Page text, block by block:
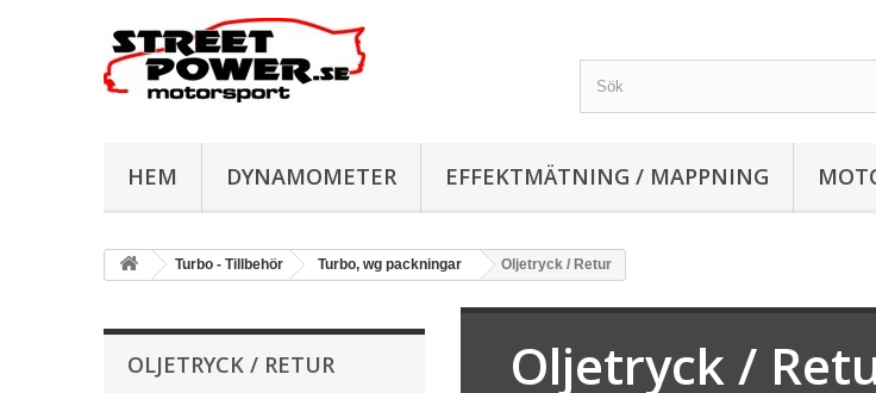
HEM DYNAMOMETER EFFEKTMÄTNING / MAPPNING
Turbo - Tillbehör Turbo, wg packningar Oljetryck / Retur
OLJETRYCK / RETUR Oljetryck /